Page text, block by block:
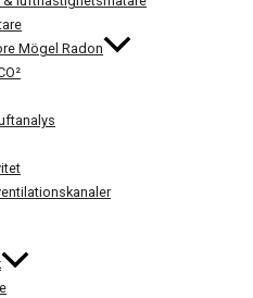
Mögel Radon